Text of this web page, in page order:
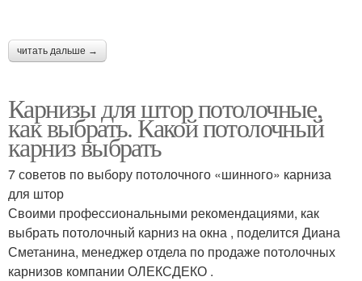
читать дальше →
Карнизы для штор потолочные,
как выбрать. Какой потолочный
карниз выбрать
7 советов по выбору потолочного «шинного» карниза
для штор
Своими профессиональными рекомендациями, как
выбрать потолочный карниз на окна , поделится Диана
Сметанина, менеджер отдела по продаже потолочных
карнизов компании ОЛЕКСДЕКО .